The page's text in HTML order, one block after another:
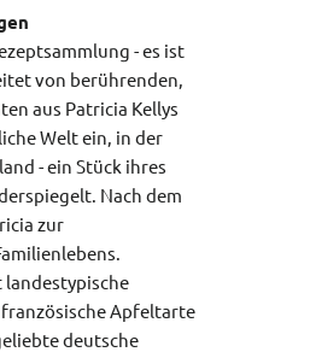
- es ist
von berührenden,
aus Patricia Kellys
Welt ein, in der
- ein Stück ihres
Nach dem
zur
landestypische
französische Apfeltarte
deutsche